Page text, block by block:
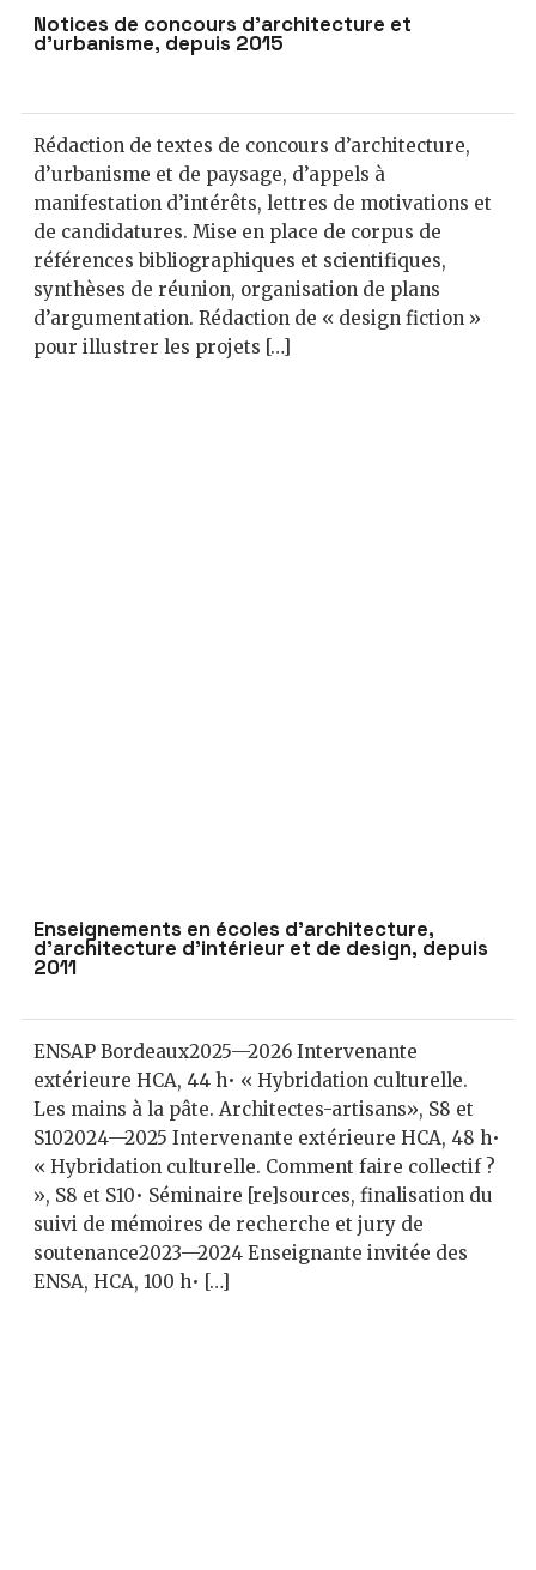
Notices de concours d’architecture et
d’urbanisme, depuis 2015
Rédaction de textes de concours d’architecture,
d’urbanisme et de paysage, d’appels à
manifestation d’intérêts, lettres de motivations et
de candidatures. Mise en place de corpus de
références bibliographiques et scientifiques,
synthèses de réunion, organisation de plans
d’argumentation. Rédaction de « design fiction »
pour illustrer les projets […]
Enseignements en écoles d’architecture,
d’architecture d’intérieur et de design, depuis
2011
ENSAP Bordeaux2025—2026 Intervenante
extérieure HCA, 44 h• « Hybridation culturelle.
Les mains à la pâte. Architectes-artisans», S8 et
S102024—2025 Intervenante extérieure HCA, 48 h•
« Hybridation culturelle. Comment faire collectif ?
», S8 et S10• Séminaire [re]sources, finalisation du
suivi de mémoires de recherche et jury de
soutenance2023—2024 Enseignante invitée des
ENSA, HCA, 100 h• […]